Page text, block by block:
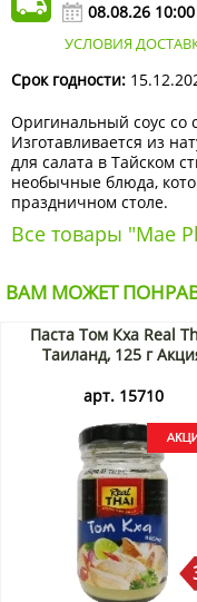
08.08.26
УСЛОВИЯ
Срок годности:
Оригинальный соус со
Изготавливается из
для салата в Тайском
необычные блюда,
праздничном столе.
Все товары "Mae
ВАМ МОЖЕТ
Паста Том Кха Real
Таиланд, 125 г
арт. 15710